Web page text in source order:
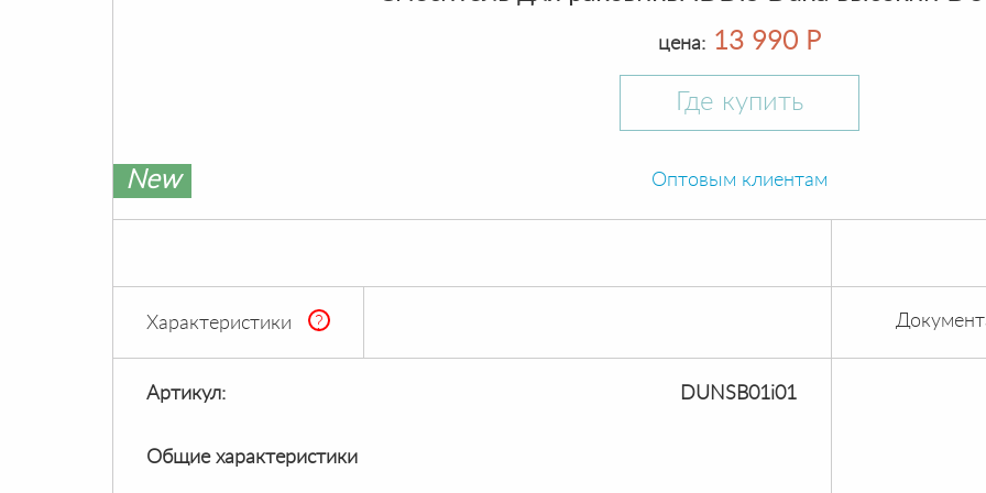
цена: 13 990 Р
Где купить
New Оптовым клиентам
Характеристики ?
Артикул: DUNSB01i01
Общие характеристики